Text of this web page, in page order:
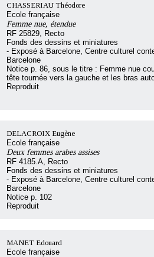
CHASSERIAU Théodore
Ecole française
Femme nue, étendue
RF 25829, Recto
Fonds des dessins et miniatures
- Exposé à Barcelone, Centre culturel
Barcelone
Notice p. 86, sous le titre : Femme nue
tête tournée vers la gauche et les bras
Reproduit
DELACROIX Eugène
Ecole française
Deux femmes arabes assises
RF 4185.A, Recto
Fonds des dessins et miniatures
- Exposé à Barcelone, Centre culturel
Barcelone
Notice p. 102
Reproduit
MANET Edouard
Ecole française